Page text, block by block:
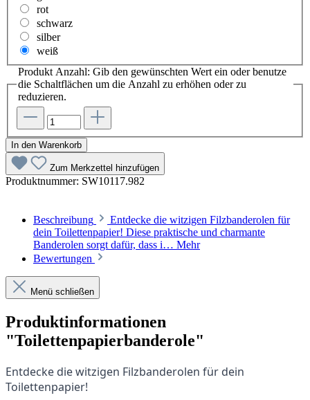
rot
schwarz
silber
weiß
Produkt Anzahl: Gib den gewünschten Wert ein oder benutze
die Schaltflächen um die Anzahl zu erhöhen oder zu
reduzieren.
In den Warenkorb
Zum Merkzettel hinzufügen
Produktnummer: SW10117.982
Beschreibung
Entdecke die witzigen Filzbanderolen für
dein Toilettenpapier! Diese praktische und charmante
Banderolen sorgt dafür, dass i… Mehr
Bewertungen
Menü schließen
Produktinformationen
"Toilettenpapierbanderole"
Entdecke die witzigen Filzbanderolen für dein
Toilettenpapier!